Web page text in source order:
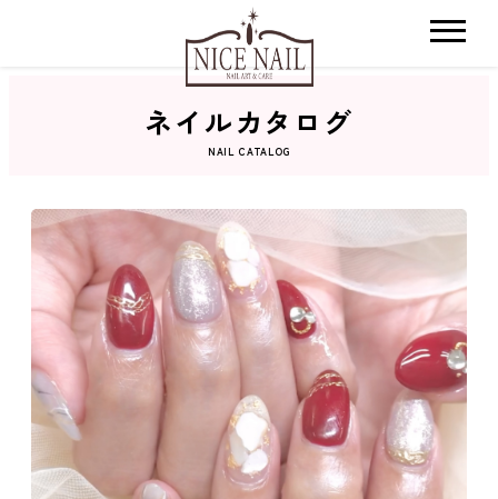
ネイルカタログ
おすすめクーポン
料金メニュー
コンセプト
ネイルカタログ
NAIL CATALOG